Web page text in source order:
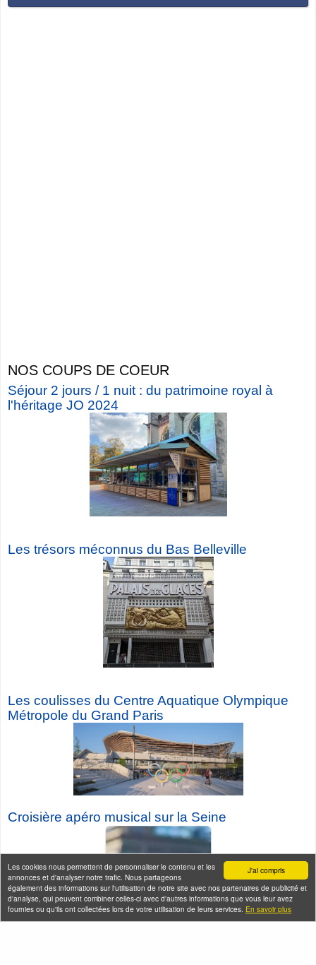
J'ai compris
Les cookies nous permettent de personnaliser le contenu et les
annonces et d'analyser notre trafic. Nous partageons
également des informations sur l'utilisation de notre site avec nos partenaires de publicité et
d'analyse, qui peuvent combiner celles-ci avec d'autres informations que vous leur avez
fournies ou qu'ils ont collectées lors de votre utilisation de leurs services. En savoir plus
NOS COUPS DE COEUR
Séjour 2 jours / 1 nuit : du patrimoine royal à
l'héritage JO 2024
Les trésors méconnus du Bas Belleville
Les coulisses du Centre Aquatique Olympique
Métropole du Grand Paris
Croisière apéro musical sur la Seine